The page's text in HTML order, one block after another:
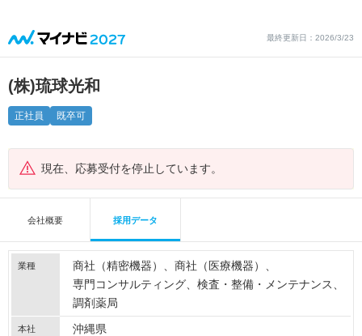
最終更新日：2026/3/23
(株)琉球光和
正社員 既卒可
現在、応募受付を停止しています。
会社概要 採用データ
業種 商社（精密機器）
商社（医療機器）
専門コンサルティング
検査・整備・メンテナンス
調剤薬局
本社 沖縄県